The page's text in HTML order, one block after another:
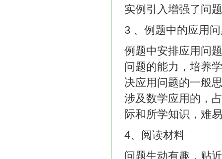
实例引入增强了问
3 、例题中的应用
例题中安排应用问
问题的能力，培养
决应用问题的一般
涉及数学应用的，
际和所学知识，难
4、阅读材料
问题生动有趣，贴